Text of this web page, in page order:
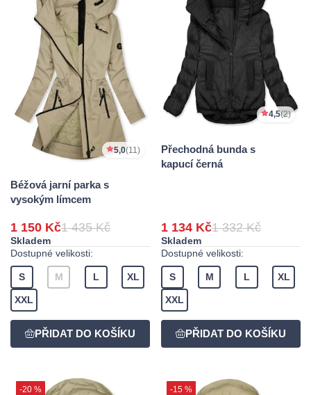
5,0(11)
Béžová jarní parka s
vysokým límcem
1 150 Kč1 435 Kč
Skladem
Dostupné velikosti:
S M L XL
XXL
4,5(2)
Přechodná bunda s
kapucí černá
1 134 Kč1 332 Kč
Skladem
Dostupné velikosti:
S M L XL
XXL
-20 % -15 %